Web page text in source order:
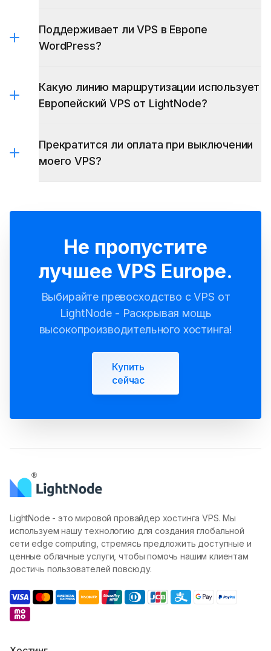
Поддерживает ли VPS в Европе
WordPress?
OLS WordPress
Какую линию маршрутизации использует
Европейский VPS от LightNode?
Прекратится ли оплата при выключении
моего VPS?
Не пропустите
лучшее VPS Europe.
Выбирайте превосходство с VPS от
LightNode - Раскрывая мощь
высокопроизводительного хостинга!
Купить
сейчас
LightNode - это мировой провайдер хостинга VPS. Мы
используем нашу технологию для создания глобальной
сети edge computing, стремясь предложить доступные и
ценные облачные услуги, чтобы помочь нашим клиентам
достичь пользователей повсюду.